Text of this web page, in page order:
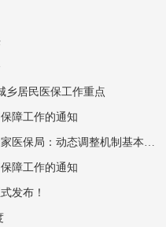
乡居民医保工作重点
障工作的通知
保局：动态调整机制基本建成
障工作的通知
发布！